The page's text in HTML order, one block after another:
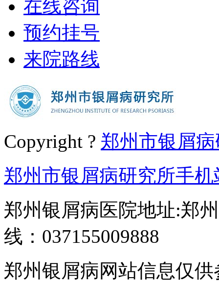
在线咨询
预约挂号
来院路线
Copyright ? 郑州市银屑
郑州市银屑病研究所手机
郑州银屑病医院地址:郑
线：037155009888
郑州银屑病网站信息仅